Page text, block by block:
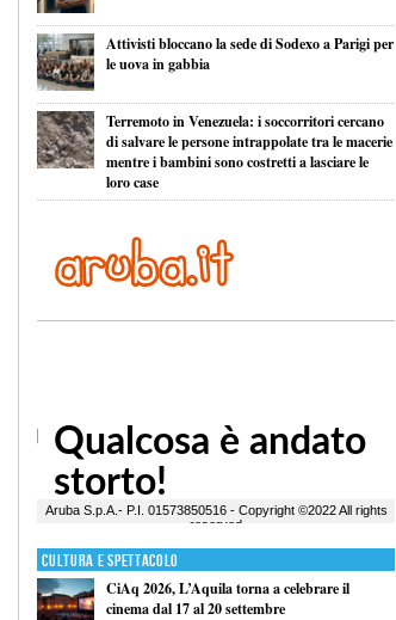
Attivisti bloccano la sede di Sodexo a Parigi per
le uova in gabbia
Terremoto in Venezuela: i soccorritori cercano
di salvare le persone intrappolate tra le macerie
mentre i bambini sono costretti a lasciare le
loro case
Cultura e Spettacolo
CiAq 2026, L’Aquila torna a celebrare il
cinema dal 17 al 20 settembre